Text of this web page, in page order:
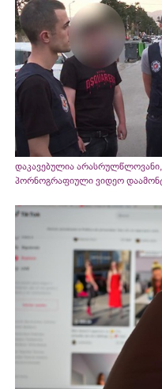
დაკავებულია
პორნოგრაფიული ვიდეო